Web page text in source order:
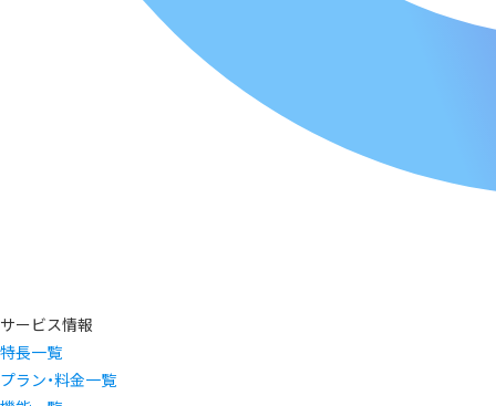
サービス情報
特長一覧
プラン・料金一覧